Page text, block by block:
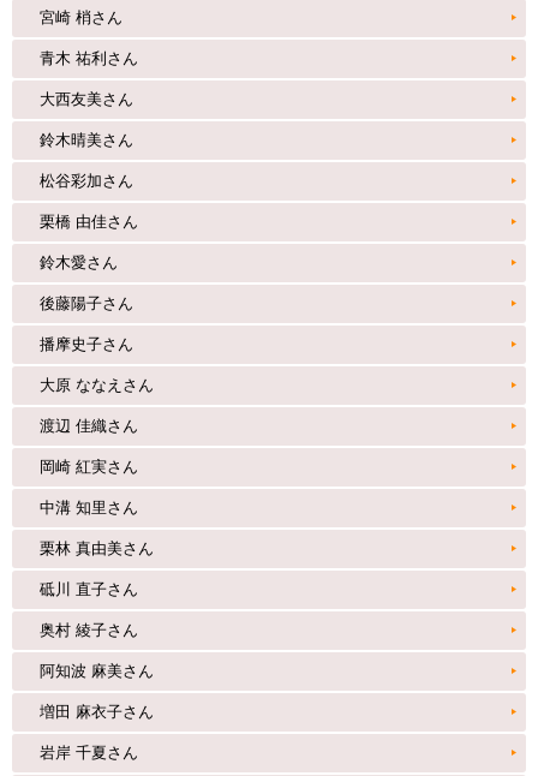
宮崎 梢さん
青木 祐利さん
大西友美さん
鈴木晴美さん
松谷彩加さん
栗橋 由佳さん
鈴木愛さん
後藤陽子さん
播摩史子さん
大原 ななえさん
渡辺 佳織さん
岡崎 紅実さん
中溝 知里さん
栗林 真由美さん
砥川 直子さん
奥村 綾子さん
阿知波 麻美さん
増田 麻衣子さん
岩岸 千夏さん